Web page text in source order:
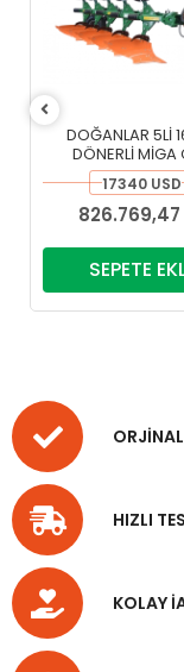
DOĞANLAR 5Lİ
DÖNERLİ MİGA
EMNİYETLİ
PULLUK
17340 USD
826.769,47
SEPETE
HIZLI
KOLAY